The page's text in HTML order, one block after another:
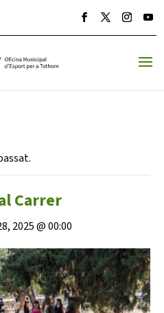
Carrer
2025 @ 00:00
D'ESTIU
ESPLAI